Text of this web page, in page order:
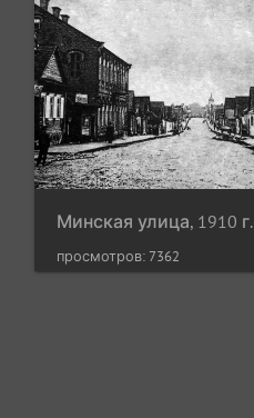
Минская улица, 1910 г.
просмотров: 7362